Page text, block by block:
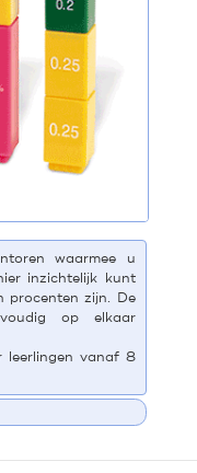
waarmee u
inzichtelijk kunt
procenten zijn. De
op elkaar
leerlingen vanaf 8